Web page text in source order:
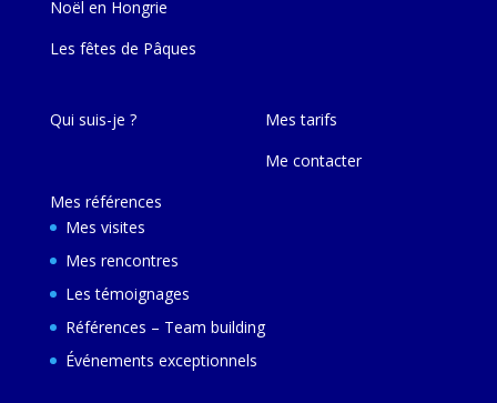
Noël en Hongrie
Les fêtes de Pâques
Qui suis-je ?
Mes références
Mes visites
Mes rencontres
Les témoignages
Références – Team building
Événements exceptionnels
Mes tarifs
Me contacter